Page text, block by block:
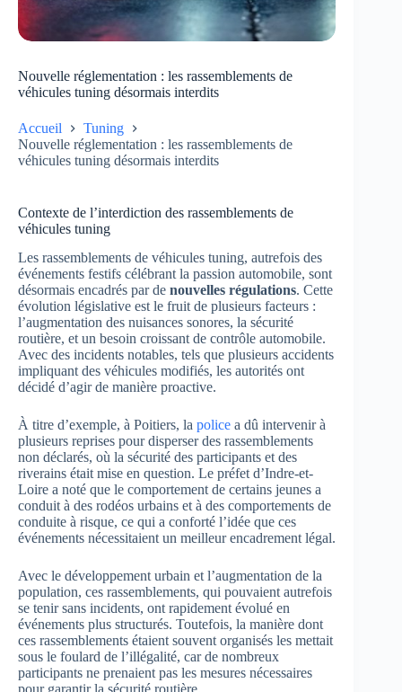
Nouvelle réglementation : les rassemblements de
véhicules tuning désormais interdits
Accueil
Tuning
Nouvelle réglementation : les rassemblements de
véhicules tuning désormais interdits
Contexte de l’interdiction des rassemblements de
véhicules tuning
Les rassemblements de véhicules tuning, autrefois des
événements festifs célébrant la passion automobile, sont
désormais encadrés par de nouvelles régulations. Cette
évolution législative est le fruit de plusieurs facteurs :
l’augmentation des nuisances sonores, la sécurité
routière, et un besoin croissant de contrôle automobile.
Avec des incidents notables, tels que plusieurs accidents
impliquant des véhicules modifiés, les autorités ont
décidé d’agir de manière proactive.
À titre d’exemple, à Poitiers, la police a dû intervenir à
plusieurs reprises pour disperser des rassemblements
non déclarés, où la sécurité des participants et des
riverains était mise en question. Le préfet d’Indre-et-
Loire a noté que le comportement de certains jeunes a
conduit à des rodéos urbains et à des comportements de
conduite à risque, ce qui a conforté l’idée que ces
événements nécessitaient un meilleur encadrement légal.
Avec le développement urbain et l’augmentation de la
population, ces rassemblements, qui pouvaient autrefois
se tenir sans incidents, ont rapidement évolué en
événements plus structurés. Toutefois, la manière dont
ces rassemblements étaient souvent organisés les mettait
sous le foulard de l’illégalité, car de nombreux
participants ne prenaient pas les mesures nécessaires